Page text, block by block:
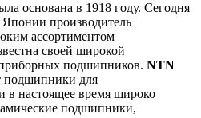
основана в 1918 году. Сегодня
производитель
ассортиментом
своей широкой
подшипников. NTN
подшипники для
в настоящее время широко
подшипники,